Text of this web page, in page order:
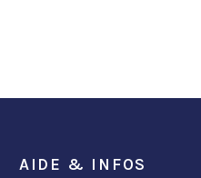
AIDE & INFOS